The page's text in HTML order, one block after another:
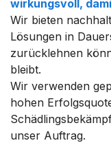
wirkungsvoll,
Wir bieten
Lösungen in
zurücklehnen
bleibt.
Wir verwenden
hohen
unser Auftrag.